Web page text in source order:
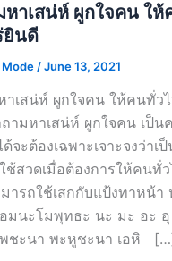
หาเสน่ห์ ผูกใจคน ให้
ยินดี
Mode /June 13, 2021
าเสน่ห์ ผูกใจคน ให้คนทั่ว
ามหาเสน่ห์ ผูกใจคน เป็
จะต้องเฉพาะเจาะจงว่าเ
ช้สวดเมื่อต้องการให้คนทั่
ารถใช้เสกกับแป้งทาหน้า
นะโมพุทธะ นะ มะ อะ อุ
พชะนา พะหูชะนา เอหิ